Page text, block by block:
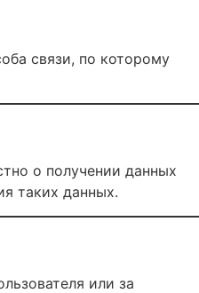
связи, по которому
о получении данных
таких данных.
или за